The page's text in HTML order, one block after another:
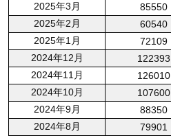
2025年3月
85550
2025年2月
60540
2025年1月
72109
2024年12月
122393
2024年11月
126010
2024年10月
107600
2024年9月
88350
2024年8月
79901